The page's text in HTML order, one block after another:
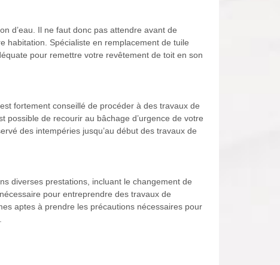
d’eau. Il ne faut donc pas attendre avant de
habitation. Spécialiste en remplacement de tuile
pour remettre votre revêtement de toit en son
fortement conseillé de procéder à des travaux de
possible de recourir au bâchage d’urgence de votre
des intempéries jusqu’au début des travaux de
diverses prestations, incluant le changement de
pour entreprendre des travaux de
aptes à prendre les précautions nécessaires pour